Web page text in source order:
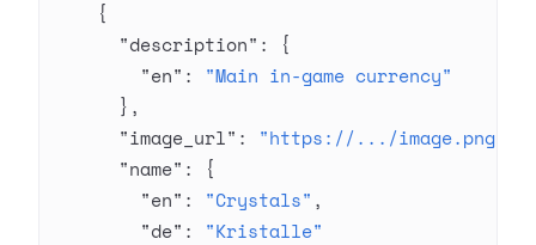
    {
      "description"
: {
        "en"
: "Main in-game currency"
      },
      "image_url"
: "https://.../image.png"
      "name"
: {
        "en"
: "Crystals" ,
        "de"
: "Kristalle"